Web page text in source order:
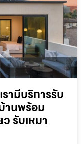
ามีบริการรับ
านพร้อม
รับเหมา